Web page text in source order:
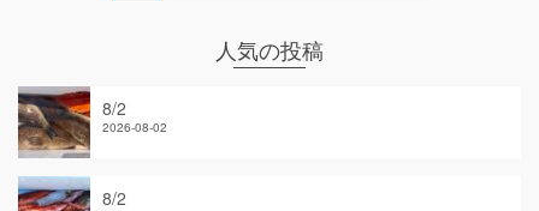
人気の投稿
8/2
2026-08-02
8/2